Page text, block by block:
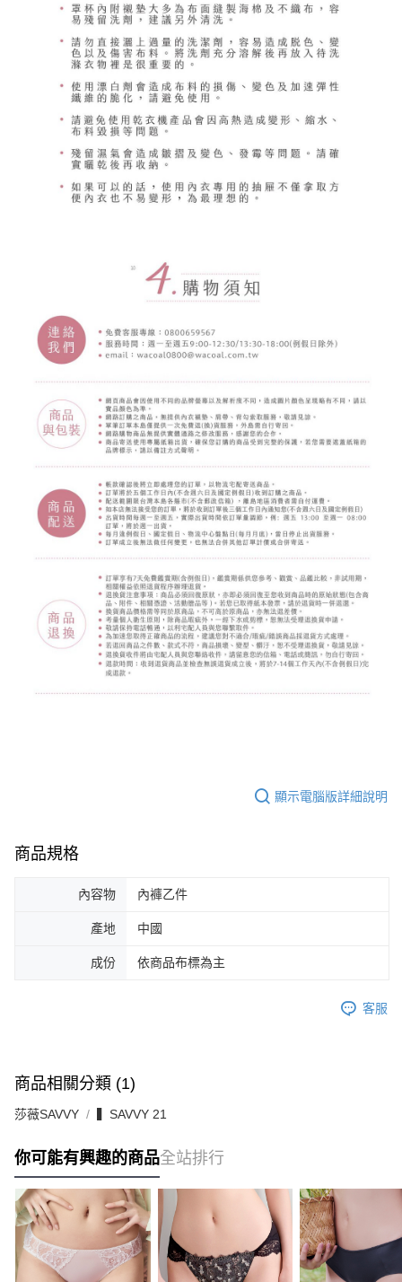
顯示電腦版詳細說明
商品規格
內容物 內褲乙件
產地 中國
成份 依商品布標為主
客服
商品相關分類 (1)
莎薇SAVVY ▍SAVVY 21
你可能有興趣的商品全站排行